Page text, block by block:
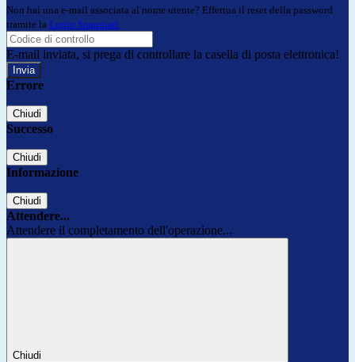
Non hai una e-mail associata al nome utente? Effettua il reset della password
tramite la Login Spaggiari
E-mail inviata, si prega di controllare la casella di posta elettronica!
Errore
Chiudi
Successo
Chiudi
Informazione
Chiudi
Attendere...
Attendere il completamento dell'operazione...
Chiudi